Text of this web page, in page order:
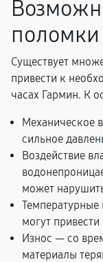
поломки
Существует
привести к
часах Гармин. К
Механическое
сильное
Воздействие
может
могут
Износ — со
материалы